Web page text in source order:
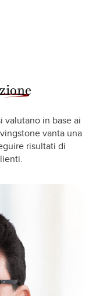
valutano in base ai
vanta una
risultati di